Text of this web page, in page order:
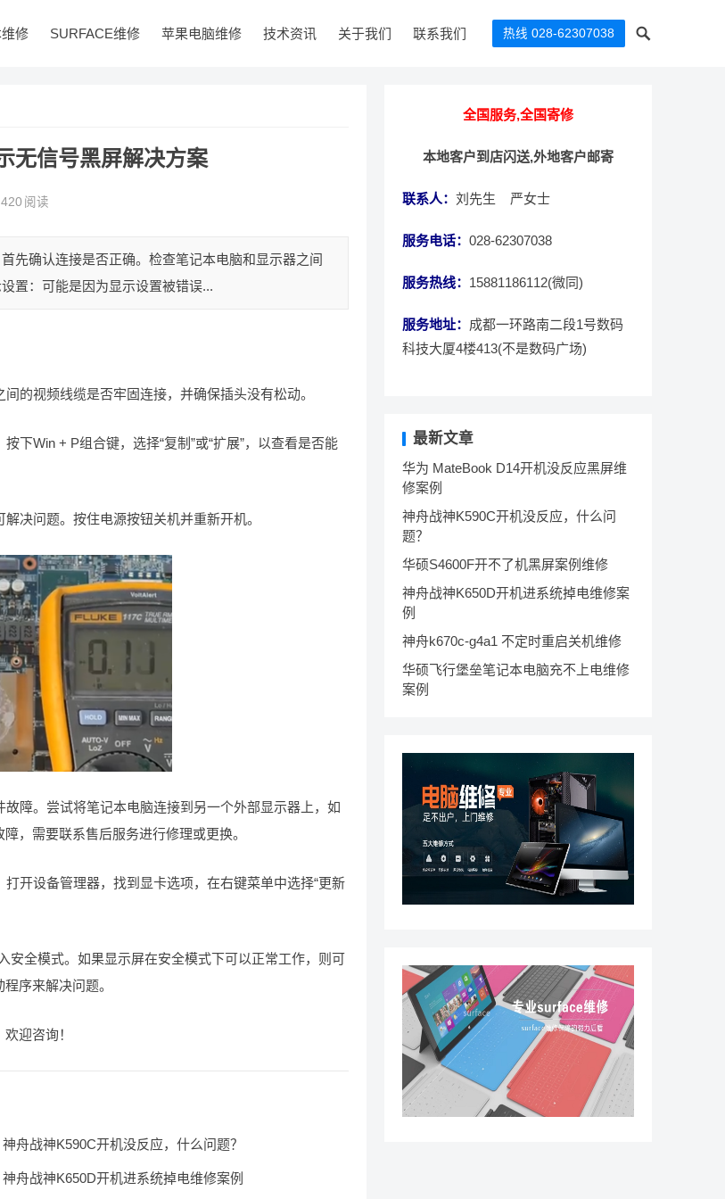
修 SURFACE维修 苹果电脑维修 技术资讯 关于我们 联系我们 热线 028-62307038
无信号黑屏解决方案
420 阅读
先确认连接是否正确。检查笔记本电脑和显示器之间
置：可能是因为显示设置被错误...
的视频线缆是否牢固连接，并确保插头没有松动。
下Win + P组合键，选择“复制”或“扩展”，以查看是否能
决问题。按住电源按钮关机并重新开机。
障。尝试将笔记本电脑连接到另一个外部显示器上，如
，需要联系售后服务进行修理或更换。
开设备管理器，找到显卡选项，在右键菜单中选择“更新
安全模式。如果显示屏在安全模式下可以正常工作，则可
序来解决问题。
迎咨询！
神舟战神K590C开机没反应，什么问题？
神舟战神K650D开机进系统掉电维修案例
全国服务,全国寄修
本地客户到店闪送,外地客户邮寄
联系人： 刘先生 严女士
服务电话： 028-62307038
服务热线： 15881186112(微同)
服务地址： 成都一环路南二段1号数码
科技大厦4楼413(不是数码广场)
最新文章
华为 MateBook D14开机没反应黑屏维
修案例
神舟战神K590C开机没反应，什么问
题？
华硕S4600F开不了机黑屏案例维修
神舟战神K650D开机进系统掉电维修案
例
神舟k670c-g4a1 不定时重启关机维修
华硕飞行堡垒笔记本电脑充不上电维修
案例